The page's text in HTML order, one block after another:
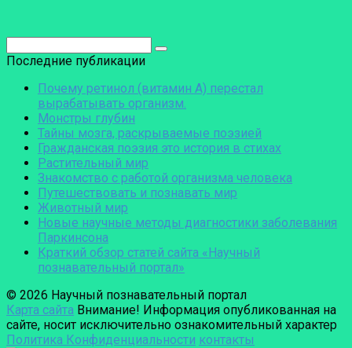
Последние публикации
Почему ретинол (витамин А) перестал
вырабатывать организм.
Монстры глубин
Тайны мозга, раскрываемые поэзией
Гражданская поэзия это история в стихах
Растительный мир
Знакомство с работой организма человека
Путешествовать и познавать мир
Животный мир
Новые научные методы диагностики заболевания
Паркинсона
Краткий обзор статей сайта «Научный
познавательный портал»
© 2026 Научный познавательный портал
Карта сайта Внимание! Информация опубликованная на
сайте, носит исключительно ознакомительный характер
Политика Конфиденциальности контакты